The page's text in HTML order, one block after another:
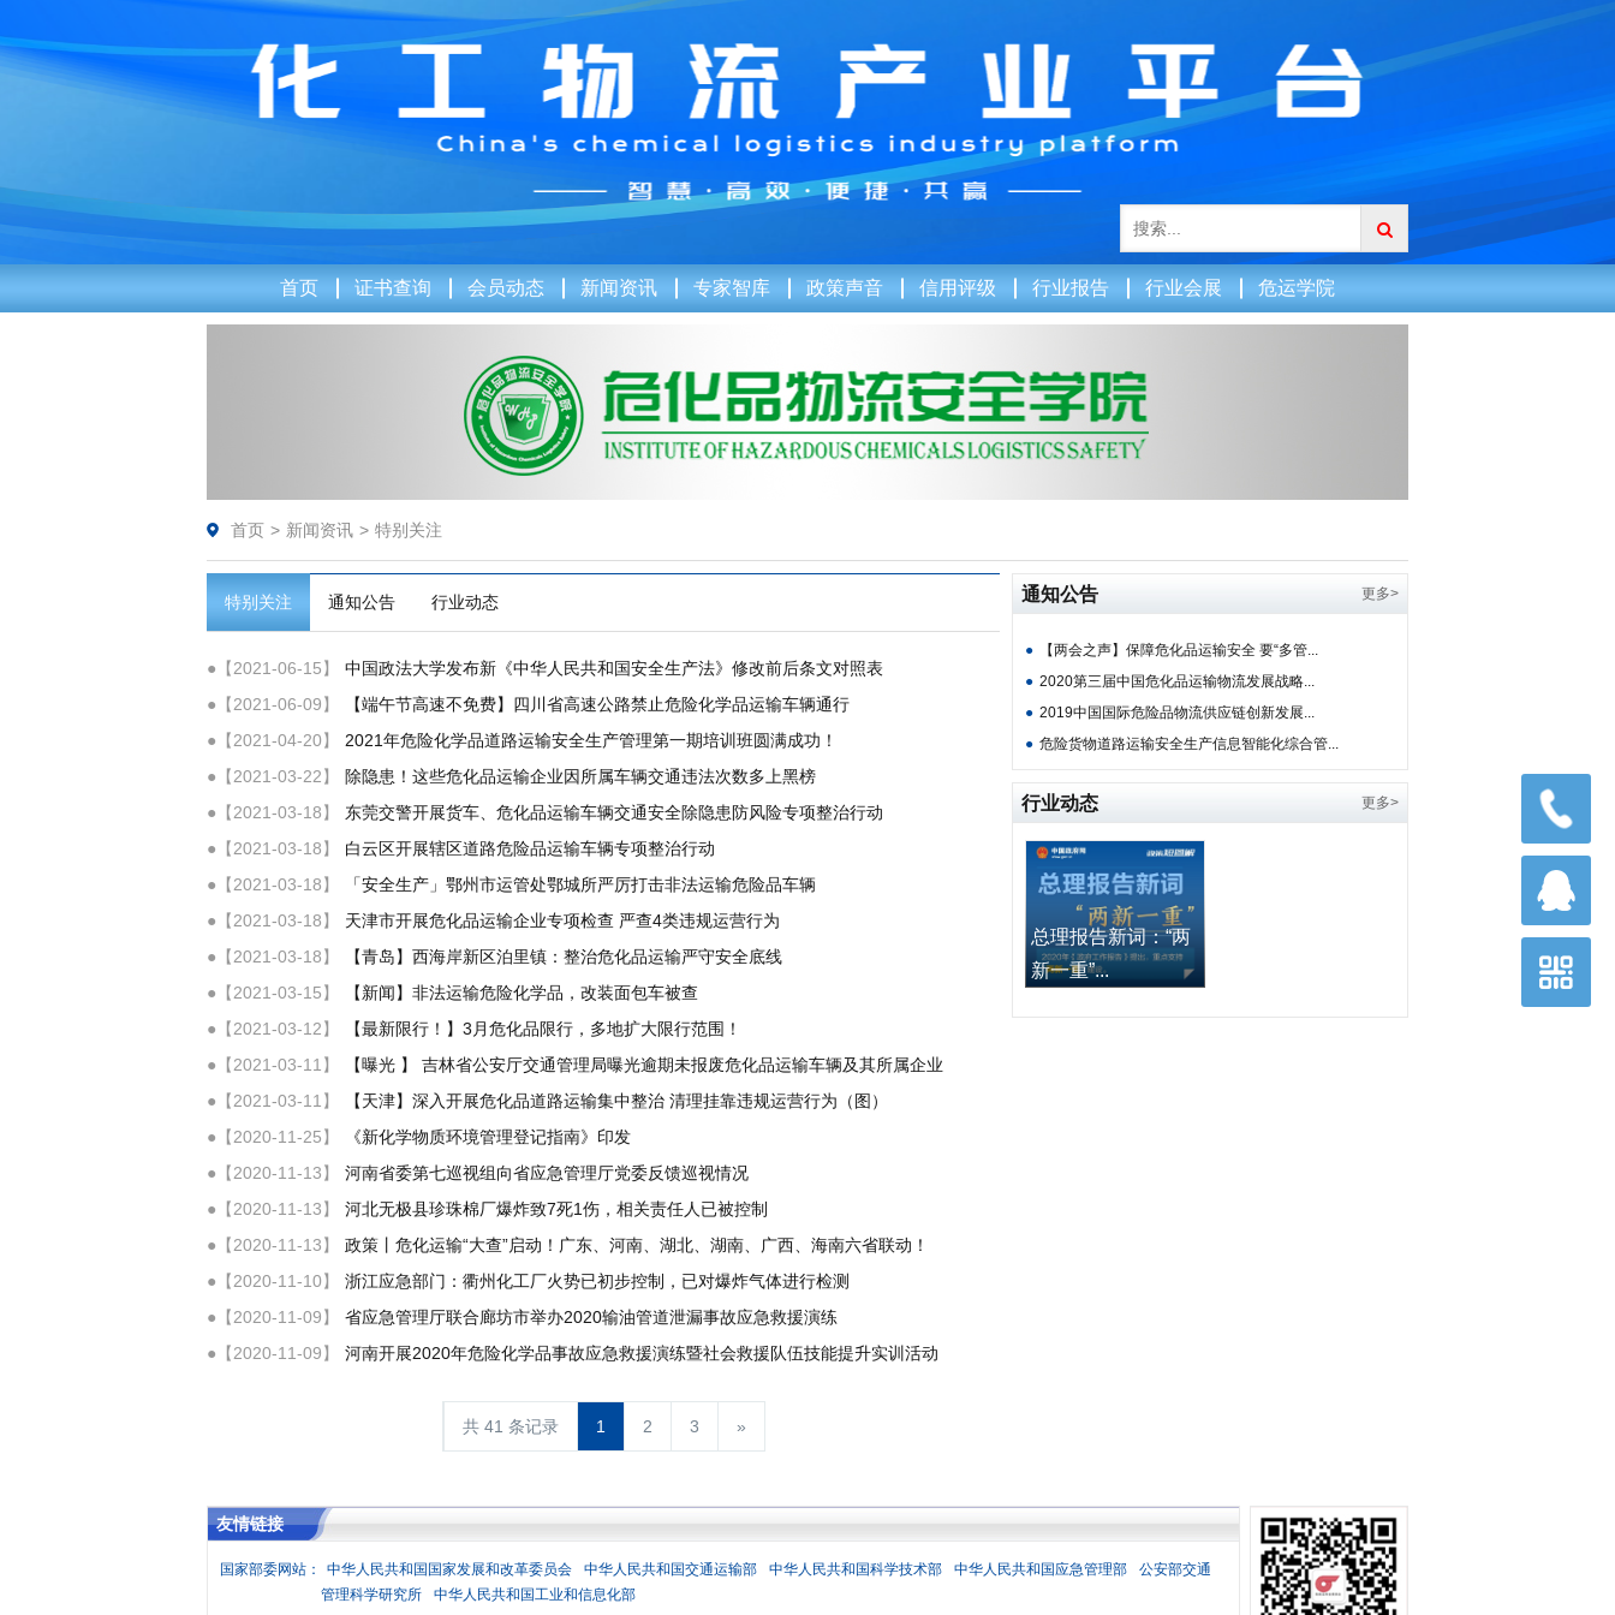
首页 证书查询 会员动态 新闻资讯 专家智库 政策声音 信用评级 行业报告 行业会展 危运学院
首页 > 新闻资讯 > 特别关注
特别关注 通知公告 行业动态
●【2021-06-15】
中国政法大学发布新《中华人民共和国安全生产法》修改前后条文对照表
●【2021-06-09】
【端午节高速不免费】四川省高速公路禁止危险化学品运输车辆通行
●【2021-04-20】
2021年危险化学品道路运输安全生产管理第一期培训班圆满成功！
●【2021-03-22】
除隐患！这些危化品运输企业因所属车辆交通违法次数多上黑榜
●【2021-03-18】
东莞交警开展货车、危化品运输车辆交通安全除隐患防风险专项整治行动
●【2021-03-18】
白云区开展辖区道路危险品运输车辆专项整治行动
●【2021-03-18】
「安全生产」鄂州市运管处鄂城所严厉打击非法运输危险品车辆
●【2021-03-18】
天津市开展危化品运输企业专项检查 严查4类违规运营行为
●【2021-03-18】
【青岛】西海岸新区泊里镇：整治危化品运输严守安全底线
●【2021-03-15】
【新闻】非法运输危险化学品，改装面包车被查
●【2021-03-12】
【最新限行！】3月危化品限行，多地扩大限行范围！
●【2021-03-11】
【曝光 】 吉林省公安厅交通管理局曝光逾期未报废危化品运输车辆及其所属企业
●【2021-03-11】
【天津】深入开展危化品道路运输集中整治 清理挂靠违规运营行为（图）
●【2020-11-25】
《新化学物质环境管理登记指南》印发
●【2020-11-13】
河南省委第七巡视组向省应急管理厅党委反馈巡视情况
●【2020-11-13】
河北无极县珍珠棉厂爆炸致7死1伤，相关责任人已被控制
●【2020-11-13】
政策丨危化运输“大查”启动！广东、河南、湖北、湖南、广西、海南六省联动！
●【2020-11-10】
浙江应急部门：衢州化工厂火势已初步控制，已对爆炸气体进行检测
●【2020-11-09】
省应急管理厅联合廊坊市举办2020输油管道泄漏事故应急救援演练
●【2020-11-09】
河南开展2020年危险化学品事故应急救援演练暨社会救援队伍技能提升实训活动
共 41 条记录 1 2 3 »
通知公告 更多>
●
【两会之声】保障危化品运输安全 要“多管...
● 2020第三届中国危化品运输物流发展战略...
● 2019中国国际危险品物流供应链创新发展...
● 危险货物道路运输安全生产信息智能化综合管...
行业动态 更多>
总理报告新词：“两
新一重”...
友情链接
国家部委网站： 中华人民共和国国家发展和改革委员会 中华人民共和国交通运输部 中华人民共和国科学技术部 中华人民共和国应急管理部
公安部交通
管理科学研究所
中华人民共和国工业和信息化部